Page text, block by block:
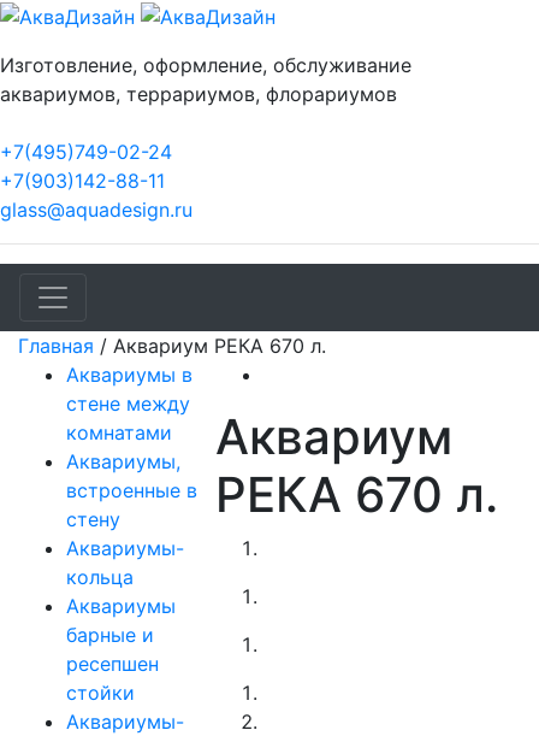
Изготовление, оформление, обслуживание
аквариумов, террариумов, флорариумов
+7(495)749-02-24
+7(903)142-88-11
glass@aquadesign.ru
Главная / Аквариум РЕКА 670 л.
Аквариумы в
стене между
комнатами
Аквариумы,
встроенные в
стену
Аквариумы-
кольца
Аквариумы
барные и
ресепшен
стойки
Аквариумы-
Аквариум
РЕКА 670 л.